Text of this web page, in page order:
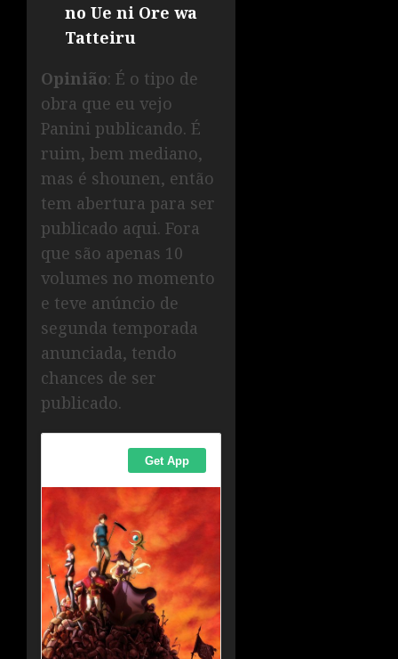
no Ue ni Ore wa
Tatteiru
Opinião: É o tipo de
obra que eu vejo
Panini publicando. É
ruim, bem mediano,
mas é shounen, então
tem abertura para ser
publicado aqui. Fora
que são apenas 10
volumes no momento
e teve anúncio de
segunda temporada
anunciada, tendo
chances de ser
publicado.